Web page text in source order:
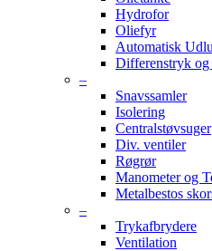
Hydrofor
Oliefyr
Automatisk
Differenstryk og
–
Snavssamler
Isolering
Centralstøvsuger
Div. ventiler
Røgrør
Manometer og
Metalbestos
–
Trykafbrydere
Ventilation